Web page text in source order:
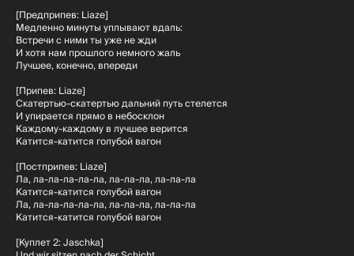
[Предприпев: Liaze]
Медленно минуты уплывают вдаль:
Встречи с ними ты уже не жди
И хотя нам прошлого немного жаль
Лучшее, конечно, впереди
[Припев: Liaze]
Скатертью-скатертью дальний путь стелется
И упирается прямо в небосклон
Каждому-каждому в лучшее верится
Катится-катится голубой вагон
[Постприпев: Liaze]
Ла, ла-ла-ла-ла-ла, ла-ла-ла, ла-ла-ла
Катится-катится голубой вагон
Ла, ла-ла-ла-ла-ла, ла-ла-ла, ла-ла-ла
Катится-катится голубой вагон
[Куплет 2: Jaschka]